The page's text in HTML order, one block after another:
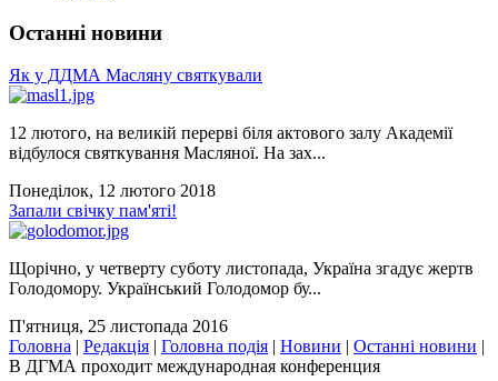
Останні новини
Як у ДДМА Масляну святкували
12 лютого, на великій перерві біля актового залу Академії
відбулося святкування Масляної. На зах...
Понеділок, 12 лютого 2018
Запали свічку пам'яті!
Щорічно, у четверту суботу листопада, Україна згадує жертв
Голодомору. Український Голодомор бу...
П'ятниця, 25 листопада 2016
Головна | Редакція | Головна подія | Новини | Останні новини |
В ДГМА проходит международная конференция